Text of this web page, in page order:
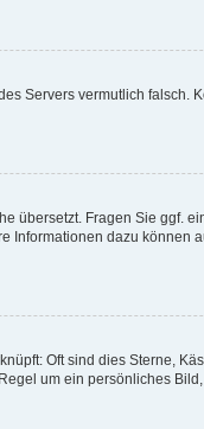
Servers vermutlich falsch.
übersetzt. Fragen Sie ggf.
Informationen dazu können
Oft sind dies Sterne,
um ein persönliches